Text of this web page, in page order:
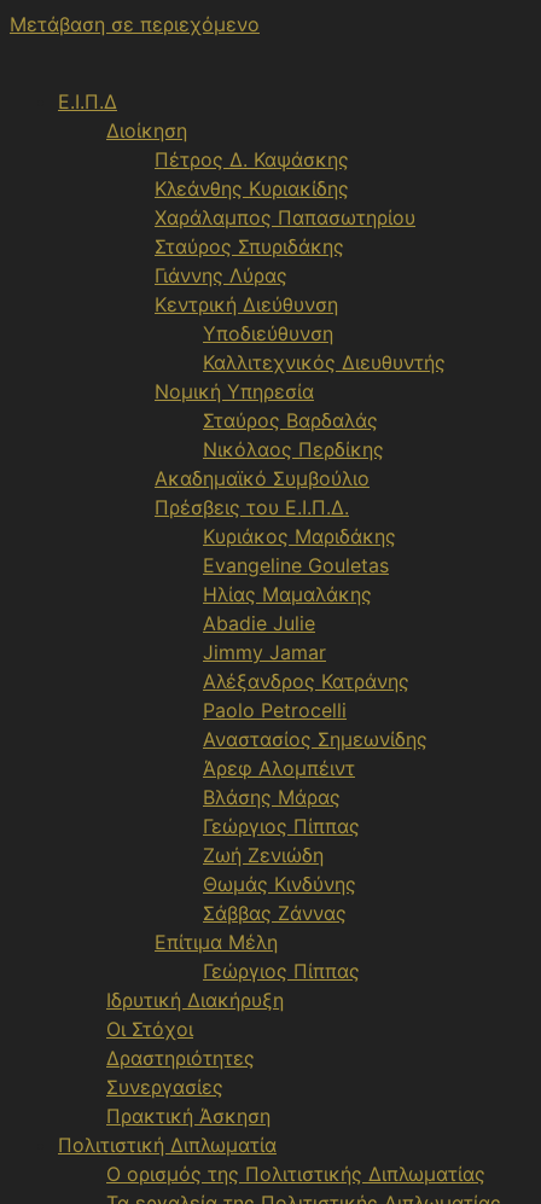
Μετάβαση σε περιεχόμενο
Ε.Ι.Π.Δ
Διοίκηση
Πέτρος Δ. Καψάσκης
Κλεάνθης Κυριακίδης
Χαράλαμπος Παπασωτηρίου
Σταύρος Σπυριδάκης
Γιάννης Λύρας
Κεντρική Διεύθυνση
Υποδιεύθυνση
Καλλιτεχνικός Διευθυντής
Νομική Υπηρεσία
Σταύρος Βαρδαλάς
Νικόλαος Περδίκης
Ακαδημαϊκό Συμβούλιο
Πρέσβεις του Ε.Ι.Π.Δ.
Κυριάκος Μαριδάκης
Evangeline Gouletas
Ηλίας Μαμαλάκης
Abadie Julie
Jimmy Jamar
Αλέξανδρος Κατράνης
Paolo Petrocelli
Αναστασίος Σημεωνίδης
Άρεφ Αλομπέιντ
Βλάσης Μάρας
Γεώργιος Πίππας
Ζωή Ζενιώδη
Θωμάς Κινδύνης
Σάββας Ζάννας
Επίτιμα Μέλη
Γεώργιος Πίππας
Ιδρυτική Διακήρυξη
Οι Στόχοι
Δραστηριότητες
Συνεργασίες
Πρακτική Άσκηση
Πολιτιστική Διπλωματία
Ο ορισμός της Πολιτιστικής Διπλωματίας